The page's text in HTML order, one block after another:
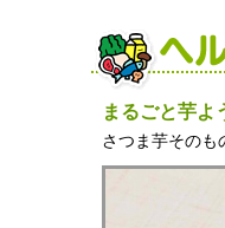
まるごと芋よ
さつま芋そのも